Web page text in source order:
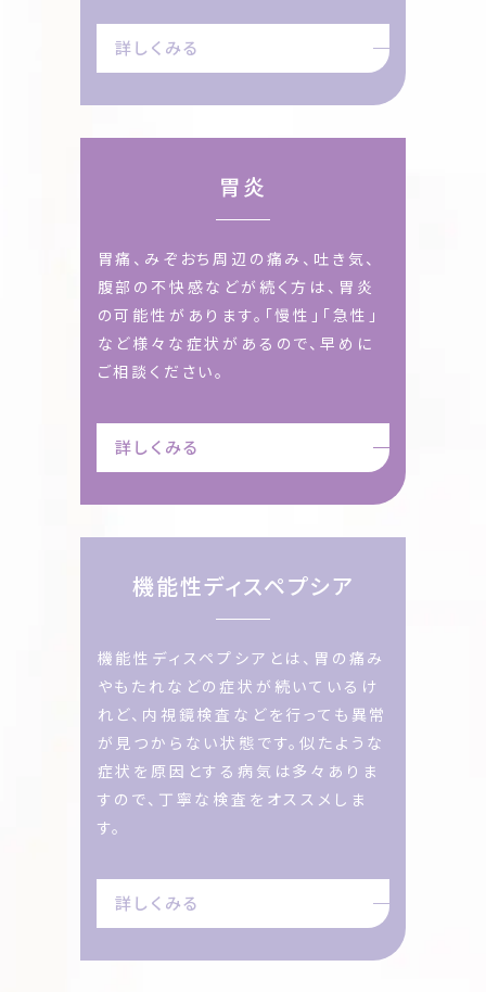
詳しくみる
胃炎
胃痛、みぞおち周辺の痛み、吐き気、
腹部の不快感などが続く方は、胃炎
の可能性があります。「慢性」「急性」
など様々な症状があるので、早めに
ご相談ください。
詳しくみる
機能性ディスペプシア
機能性ディスペプシアとは、胃の痛み
やもたれなどの症状が続いているけ
れど、内視鏡検査などを行っても異常
が見つからない状態です。似たような
症状を原因とする病気は多々ありま
すので、丁寧な検査をオススメしま
す。
詳しくみる